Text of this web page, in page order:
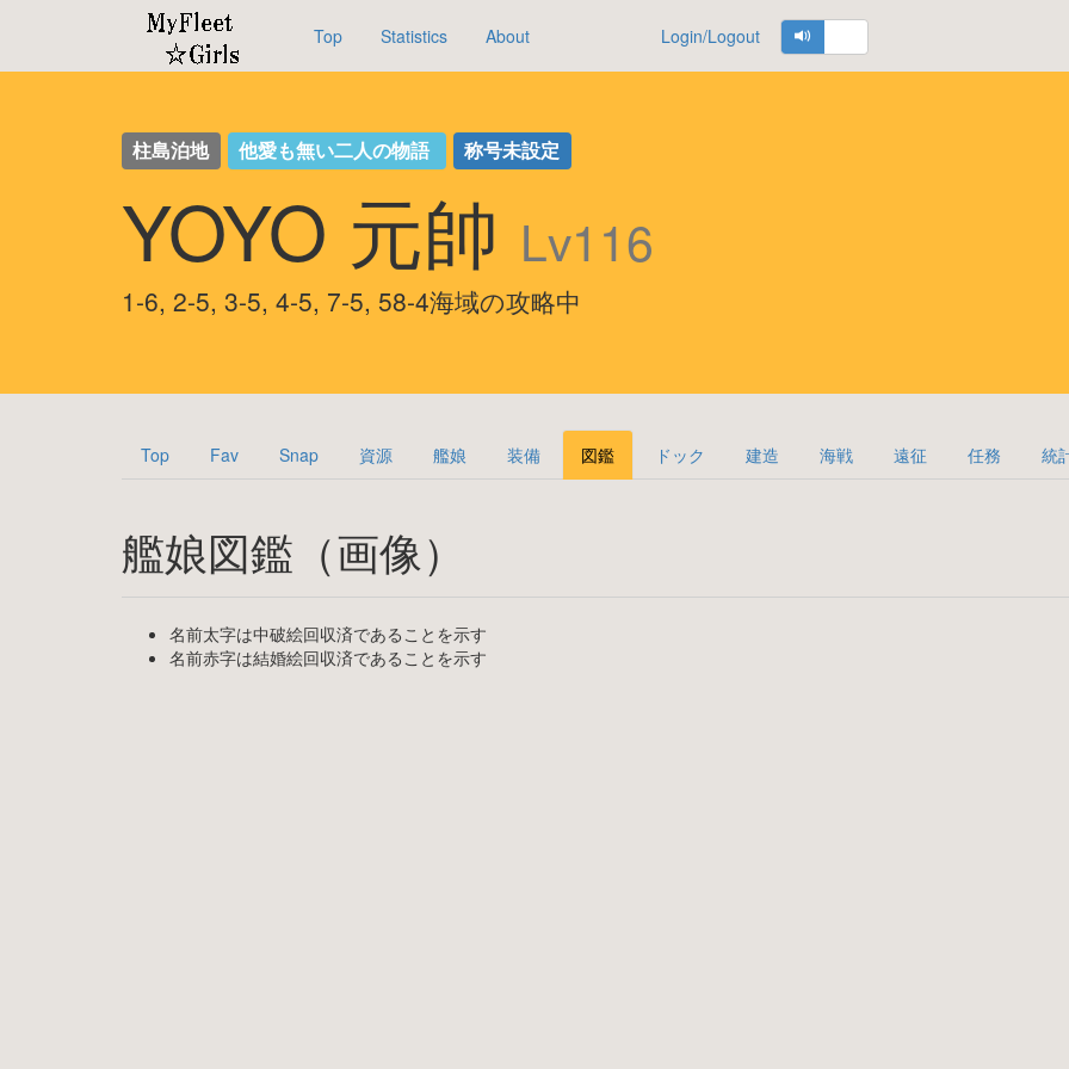
Top Statistics About Login/Logout
柱島泊地 他愛も無い二人の物語 称号未設定
YOYO 元帥 Lv116
1-6, 2-5, 3-5, 4-5, 7-5, 58-4海域の攻略中
Top Fav Snap 資源 艦娘 装備 図鑑 ドック 建造 海戦 遠征 任務 統
艦娘図鑑（画像）
名前太字は中破絵回収済であることを示す
名前赤字は結婚絵回収済であることを示す